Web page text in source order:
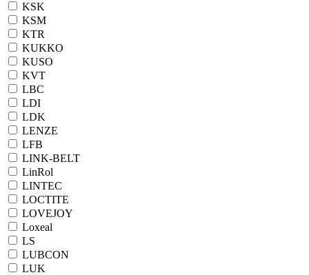
KSK
KSM
KTR
KUKKO
KUSO
KVT
LBC
LDI
LDK
LENZE
LFB
LINK-BELT
LinRol
LINTEC
LOCTITE
LOVEJOY
Loxeal
LS
LUBCON
LUK